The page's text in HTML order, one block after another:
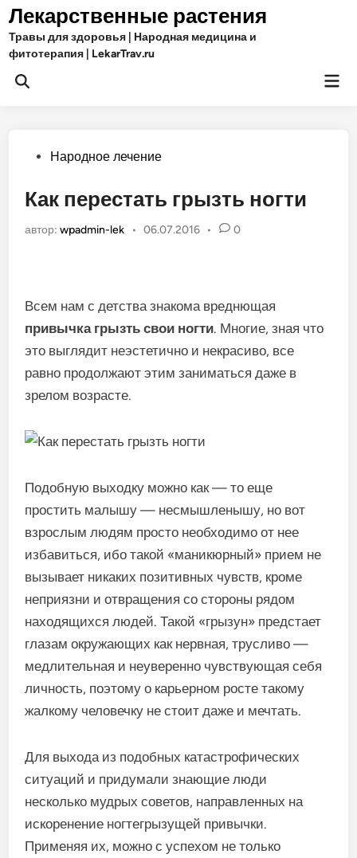
Перейти
содержимому
Лекарственные растения
Травы для здоровья | Народная медицина и
фитотерапия | LekarTrav.ru
Открыть
Опубликовано
Народное лечение
Как перестать грызть ногти
автор:wpadmin-lek • 06.07.2016 • 0
Всем нам с детства знакома вреднющая
привычка грызть свои ногти. Многие, зная что
это выглядит неэстетично и некрасиво, все
равно продолжают этим заниматься даже в
зрелом возрасте.
Подобную выходку можно как — то еще
простить малышу — несмышленышу, но вот
взрослым людям просто необходимо от нее
избавиться, ибо такой «маникюрный» прием не
вызывает никаких позитивных чувств, кроме
неприязни и отвращения со стороны рядом
находящихся людей. Такой «грызун» предстает
глазам окружающих как нервная, трусливо —
медлительная и неуверенно чувствующая себя
личность, поэтому о карьерном росте такому
жалкому человечку не стоит даже и мечтать.
Для выхода из подобных катастрофических
ситуаций и придумали знающие люди
несколько мудрых советов, направленных на
искоренение ногтегрызущей привычки.
Применяя их, можно с успехом не только